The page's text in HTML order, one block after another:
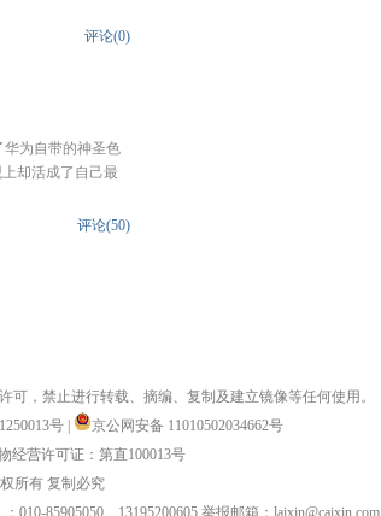
评论(0)
华为自带的神圣色
却活成了自己最
评论(50)
，禁止进行转载、摘编、复制及建立镜像等任何使用。
号
京公网安备 11010502034662号
经营许可证：第直100013号
所有 复制必究
85905050 13195200605 举报邮箱：laixin@caixin.com